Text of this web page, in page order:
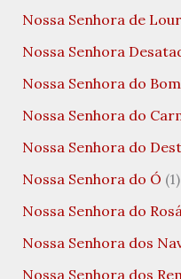
Nossa Senhora de
Nossa Senhora
Nossa Senhora do
Nossa Senhora do
Nossa Senhora do
Nossa Senhora do Ó (1)
Nossa Senhora do
Nossa Senhora dos
Nossa Senhora dos